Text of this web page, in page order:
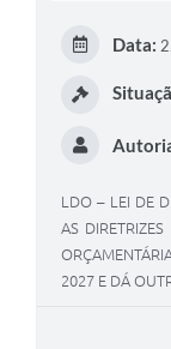
Data:
LDO – LEI DE
AS
2027 E DÁ